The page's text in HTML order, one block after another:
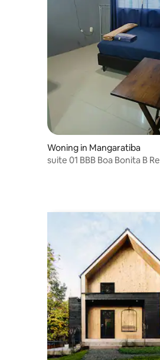
Woning in Mangaratiba
suite 01 BBB Boa Bonita B Recanto do